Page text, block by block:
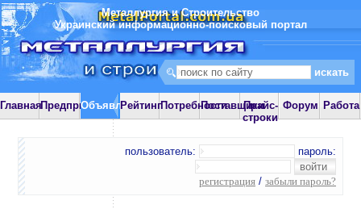
Металлургия и Строительство
Украинский информационно-поисковый портал
ГлавнаяПредприятияОбъявления
РейтингПотребностиПоставщики
Прайс-
строки
Форум Работа
пользователь: пароль:
регистрация / забыли пароль?